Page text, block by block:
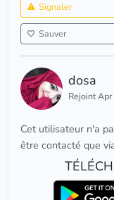
Signaler
Sauver
dosa
Rejoint
Cet utilisateur n'a
être contacté que